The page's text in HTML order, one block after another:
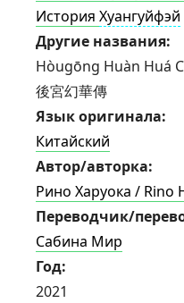
История Хуангуйфэй
Другие названия:
Hòugōng Huàn Huá
後宮幻華傳
Язык оригинала:
Китайский
Автор/авторка:
Рино Харуока / Rino
Переводчик/
Сабина Мир
Год:
2021